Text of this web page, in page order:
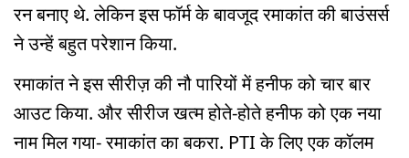
रन बनाए थे. लेकिन इस फॉर्म के बावजूद रमाकांत की बाउंसर्स
ने उन्हें बहुत परेशान किया.
रमाकांत ने इस सीरीज़ की नौ पारियों में हनीफ को चार बार
आउट किया. और सीरीज खत्म होते-होते हनीफ को एक नया
नाम मिल गया- रमाकांत का बकरा. PTI के लिए एक कॉलम